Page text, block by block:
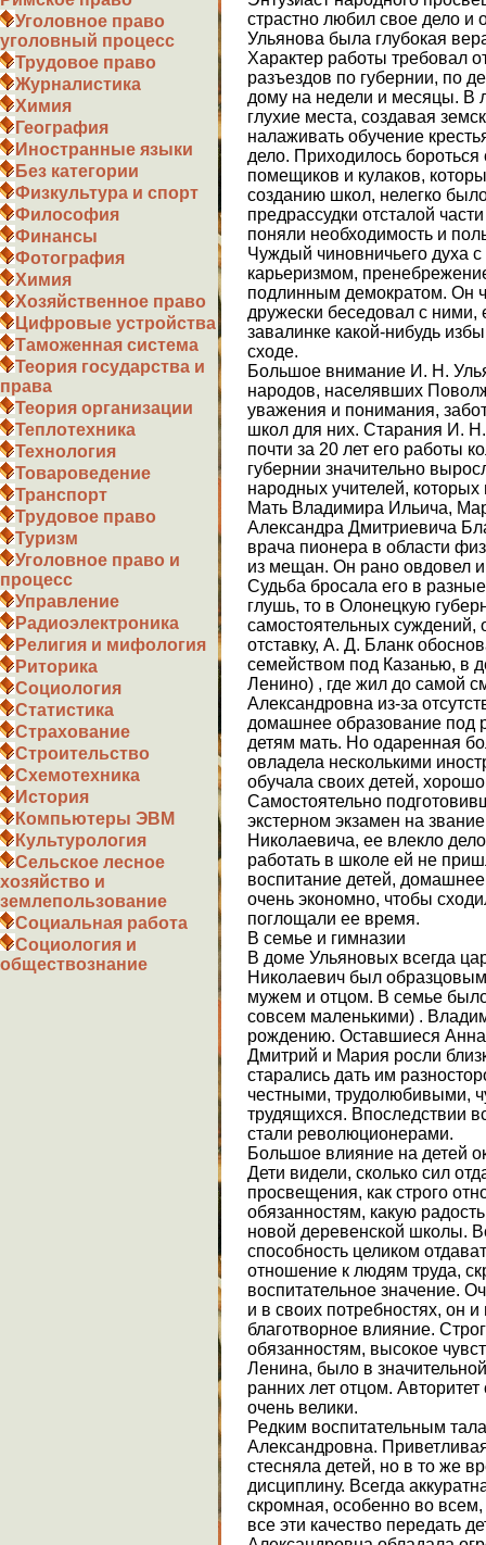
Уголовное право
уголовный процесс
Трудовое право
Журналистика
Химия
География
Иностранные языки
Без категории
Физкультура и спорт
Философия
Финансы
Фотография
Химия
Хозяйственное право
Цифровые устройства
Таможенная система
Теория государства и
права
Теория организации
Теплотехника
Технология
Товароведение
Транспорт
Трудовое право
Туризм
Уголовное право и
процесс
Управление
Радиоэлектроника
Религия и мифология
Риторика
Социология
Статистика
Страхование
Строительство
Схемотехника
История
Компьютеры ЭВМ
Культурология
Сельское лесное
хозяйство и
землепользование
Социальная работа
Социология и
обществознание
страстно любил свое дело и
Ульянова была глубокая
Характер работы требовал
разъездов по губернии, по
дому на недели и месяцы. В
глухие места, создавая
налаживать обучение
дело. Приходилось
помещиков и кулаков,
созданию школ, нелегко
предрассудки отсталой
поняли необходимость и
Чуждый чиновничьего духа
карьеризмом,
подлинным демократом. Он
дружески беседовал с
завалинке какой-нибудь
сходе.
Большое внимание И. Н.
народов, населявших
уважения и понимания,
школ для них. Старания И.
почти за 20 лет его работы
губернии значительно
народных учителей,
Мать Владимира Ильича,
Александра Дмитриевича
врача пионера в области
из мещан. Он рано овдовел
Судьба бросала его в
глушь, то в Олонецкую
самостоятельных
отставку, А. Д. Бланк
семейством под Казанью, в
Ленино) , где жил до самой
Александровна из-за
домашнее образование под
детям мать. Но одаренная
овладела несколькими
обучала своих детей,
Самостоятельно
экстерном экзамен на
Николаевича, ее влекло
работать в школе ей не
воспитание детей,
очень экономно, чтобы
поглощали ее время.
В семье и гимназии
В доме Ульяновых всегда
Николаевич был
мужем и отцом. В семье
совсем маленькими) .
рождению. Оставшиеся
Дмитрий и Мария росли
старались дать им
честными, трудолюбивыми,
трудящихся. Впоследствии
стали революционерами.
Большое влияние на детей
Дети видели, сколько сил
просвещения, как строго
обязанностям, какую
новой деревенской школы.
способность целиком
отношение к людям труда,
воспитательное значение.
и в своих потребностях, он
благотворное влияние.
обязанностям, высокое
Ленина, было в
ранних лет отцом.
очень велики.
Редким воспитательным
Александровна.
стесняла детей, но в то же
дисциплину. Всегда
скромная, особенно во
все эти качество передать